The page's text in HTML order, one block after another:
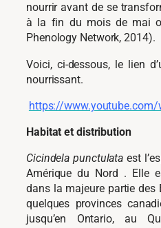
nourrir avant de se
à la fin du mois de mai
Phenology Network, 2014).
Voici, ci-dessous, le lien
nourrissant.
https://www.youtube.com/
Habitat et distribution
Cicindela punctulataest
Amérique du Nord . Elle
dans la majeure partie des
quelques provinces
jusqu’en Ontario, au